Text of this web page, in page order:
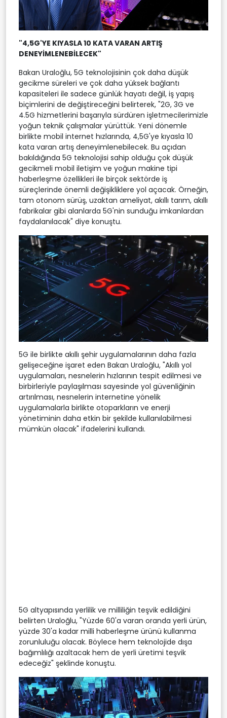
"4,5G'YE KIYASLA 10 KATA VARAN ARTIŞ
DENEYİMLENEBİLECEK"
Bakan Uraloğlu, 5G teknolojisinin çok daha düşük
gecikme süreleri ve çok daha yüksek bağlantı
kapasiteleri ile sadece günlük hayatı değil, iş yapış
biçimlerini de değiştireceğini belirterek, "2G, 3G ve
4.5G hizmetlerini başarıyla sürdüren işletmecilerimizle
yoğun teknik çalışmalar yürüttük. Yeni dönemle
birlikte mobil internet hızlarında, 4,5G'ye kıyasla 10
kata varan artış deneyimlenebilecek. Bu açıdan
bakıldığında 5G teknolojisi sahip olduğu çok düşük
gecikmeli mobil iletişim ve yoğun makine tipi
haberleşme özellikleri ile birçok sektörde iş
süreçlerinde önemli değişikliklere yol açacak. Örneğin,
tam otonom sürüş, uzaktan ameliyat, akıllı tarım, akıllı
fabrikalar gibi alanlarda 5G'nin sunduğu imkanlardan
faydalanılacak" diye konuştu.
5G ile birlikte akıllı şehir uygulamalarının daha fazla
gelişeceğine işaret eden Bakan Uraloğlu, "Akıllı yol
uygulamaları, nesnelerin hızlarının tespit edilmesi ve
birbirleriyle paylaşılması sayesinde yol güvenliğinin
artırılması, nesnelerin internetine yönelik
uygulamalarla birlikte otoparkların ve enerji
yönetiminin daha etkin bir şekilde kullanılabilmesi
mümkün olacak" ifadelerini kullandı.
5G altyapısında yerlilik ve milliliğin teşvik edildiğini
belirten Uraloğlu, "Yüzde 60'a varan oranda yerli ürün,
yüzde 30'a kadar milli haberleşme ürünü kullanma
zorunluluğu olacak. Böylece hem teknolojide dışa
bağımlılığı azaltacak hem de yerli üretimi teşvik
edeceğiz" şeklinde konuştu.